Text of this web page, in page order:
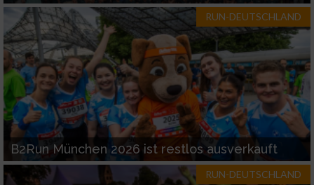
RUN-DEUTSCHLAND
B2Run München 2026 ist restlos ausverkauft
RUN-DEUTSCHLAND